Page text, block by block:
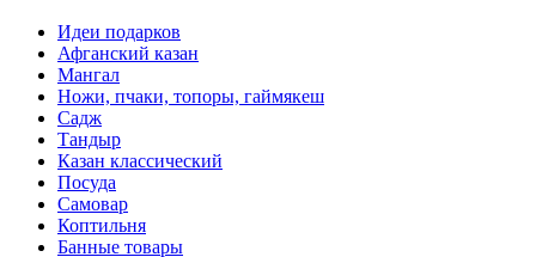
Идеи подарков
Афганский казан
Мангал
Ножи, пчаки, топоры, гаймякеш
Садж
Тандыр
Казан классический
Посуда
Самовар
Коптильня
Банные товары